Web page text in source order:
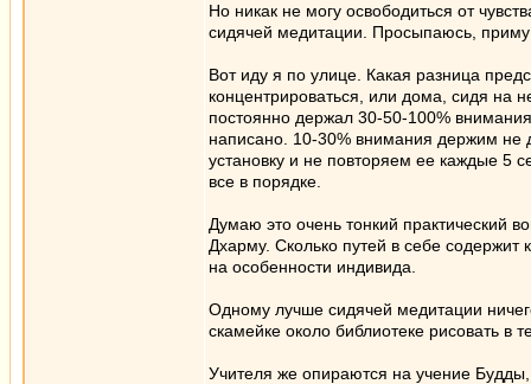
Но никак не могу освободиться от
сидячей медитации. Просыпаюсь, приму
Вот иду я по улице. Какая разница
концентрироваться, или дома, сидя на
постоянно держал 30-50-100%
написано. 10-30% внимания держим
установку и не повторяем ее каждые 5
все в порядке.
Думаю это очень тонкий практический
Дхарму. Сколько путей в себе
на особенности индивида.
Одному лучше сидячей медитации
скамейке около библиотеке рисовать в
Учителя же опираются на учение Будды,